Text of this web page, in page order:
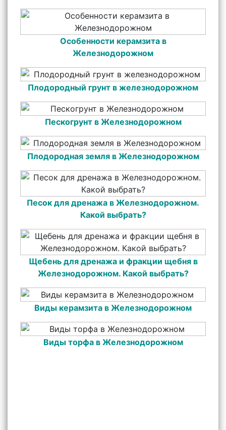
Особенности керамзита в
Железнодорожном
Плодородный грунт в железнодорожном
Пескогрунт в Железнодорожном
Плодородная земля в Железнодорожном
Песок для дренажа в Железнодорожном.
Какой выбрать?
Щебень для дренажа и фракции щебня в
Железнодорожном. Какой выбрать?
Виды керамзита в Железнодорожном
Виды торфа в Железнодорожном